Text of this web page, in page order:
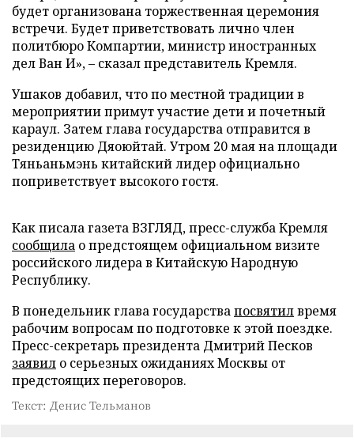
будет организована торжественная церемония
встречи. Будет приветствовать лично член
политбюро Компартии, министр иностранных
дел Ван И», – сказал представитель Кремля.
Ушаков добавил, что по местной традиции в
мероприятии примут участие дети и почетный
караул. Затем глава государства отправится в
резиденцию Дяоюйтай. Утром 20 мая на площади
Тяньаньмэнь китайский лидер официально
поприветствует высокого гостя.
Как писала газета ВЗГЛЯД, пресс-служба Кремля
сообщила о предстоящем официальном визите
российского лидера в Китайскую Народную
Республику.
В понедельник глава государствапосвятилвремя
рабочим вопросам по подготовке к этой поездке.
Пресс-секретарь президента Дмитрий Песков
заявил о серьезных ожиданиях Москвы от
предстоящих переговоров.
Текст: Денис Тельманов